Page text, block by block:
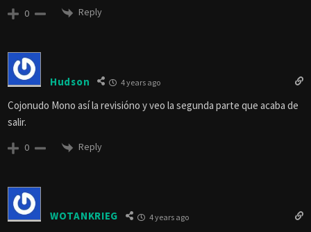
0 Reply
Hudson 4 years ago
Cojonudo Mono así la revisióno y veo la segunda parte que acaba de
salir.
0 Reply
WOTANKRIEG 4 years ago